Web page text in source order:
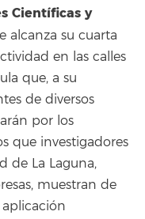
Científicas y
alcanza su cuarta
en las calles
que, a su
de diversos
por los
que investigadores
de La Laguna,
muestran de